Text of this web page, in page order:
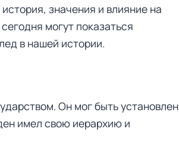
значения и влияние на
могут показаться
в нашей истории.
Он мог быть установлен
имел свою иерархию и